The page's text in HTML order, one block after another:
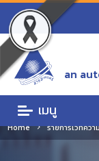
an
เมนู
Home รายการเวทีคว